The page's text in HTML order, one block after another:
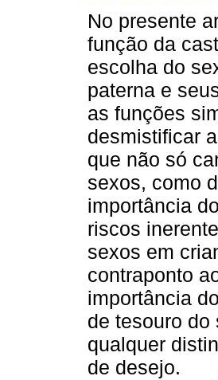
No presente
função da
escolha do
paterna e
as funções
desmistificar
que não só
sexos, como
importância
riscos
sexos em
contraponto
importância
de tesouro
qualquer
de desejo.